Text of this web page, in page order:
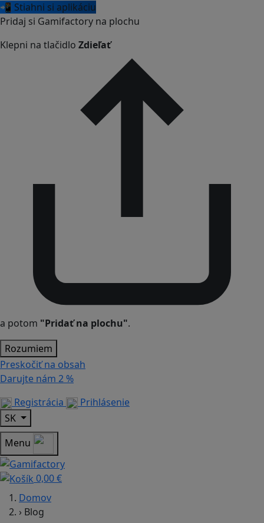
📲 Stiahni si aplikáciu
Pridaj si Gamifactory na plochu
Klepni na tlačidlo Zdieľať
a potom "Pridať na plochu".
Rozumiem
Preskočiť na obsah
Darujte nám 2 %
Registrácia
Prihlásenie
SK
Menu
0,00 €
Domov
› Blog